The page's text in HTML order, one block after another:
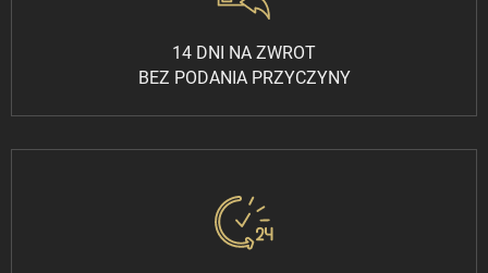
14 DNI NA ZWROT
BEZ PODANIA PRZYCZYNY